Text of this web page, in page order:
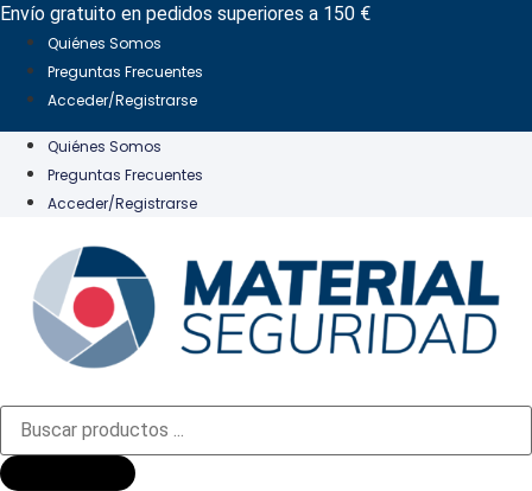
Ir
contenido
Envío gratuito en pedidos superiores a 150 €
Quiénes Somos
Preguntas Frecuentes
Acceder/Registrarse
Quiénes Somos
Preguntas Frecuentes
Acceder/Registrarse
Búsqueda
productos